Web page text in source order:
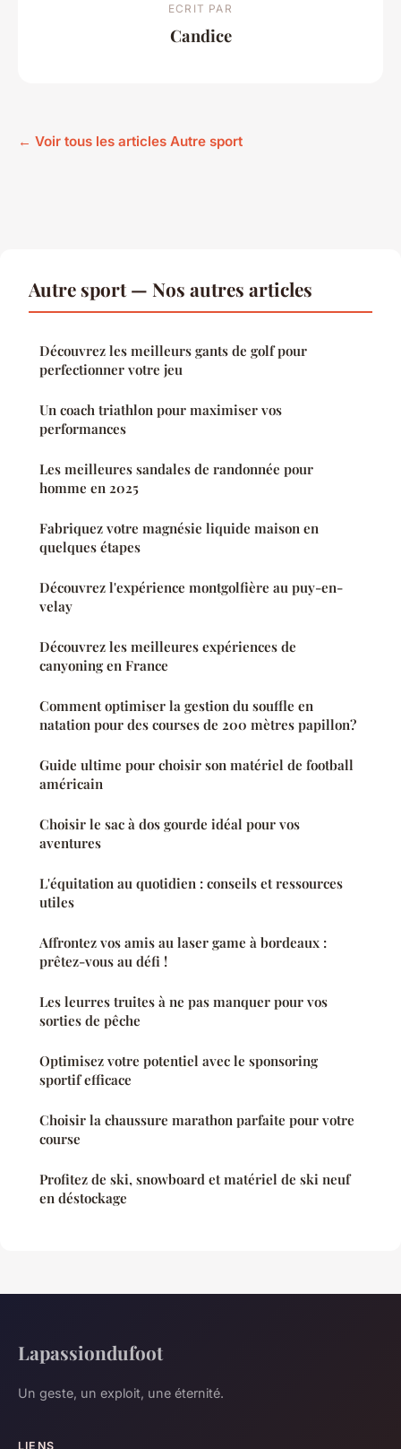
ECRIT PAR
Candice
← Voir tous les articles Autre sport
Autre sport — Nos autres articles
Découvrez les meilleurs gants de golf pour
perfectionner votre jeu
Un coach triathlon pour maximiser vos
performances
Les meilleures sandales de randonnée pour
homme en 2025
Fabriquez votre magnésie liquide maison en
quelques étapes
Découvrez l'expérience montgolfière au puy-en-
velay
Découvrez les meilleures expériences de
canyoning en France
Comment optimiser la gestion du souffle en
natation pour des courses de 200 mètres papillon?
Guide ultime pour choisir son matériel de football
américain
Choisir le sac à dos gourde idéal pour vos
aventures
L'équitation au quotidien : conseils et ressources
utiles
Affrontez vos amis au laser game à bordeaux :
prêtez-vous au défi !
Les leurres truites à ne pas manquer pour vos
sorties de pêche
Optimisez votre potentiel avec le sponsoring
sportif efficace
Choisir la chaussure marathon parfaite pour votre
course
Profitez de ski, snowboard et matériel de ski neuf
en déstockage
Lapassiondufoot
Un geste, un exploit, une éternité.
LIENS